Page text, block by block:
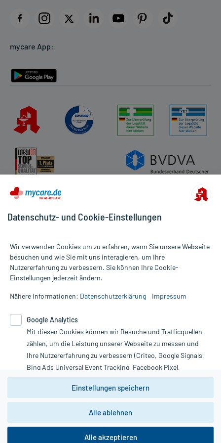
Datenschutz
Rückgabe/Widerruf
mycare App:
Alle Preise gelten inkl. MwSt., ggf. zzgl. Versandkosten
Informationen auf dieser Website werden ausschließlich für
die Untersuchung und Behandlung durch einen Arzt. Bitte
Therapien eingeleitet werden können. | Diese Webseite benutzt
Google Analytics. Lesen Sie bitte dazu die wichtigen Hinweise in
unserer Datenschutzerklärung. Für den Widerruf einer Bestellung
nutzen Sie das Formular:
Vertrag widerrufen
*Hinweise zu unseren Aktionen und Bewertungen
Datenschutz- und Cookie-Einstellungen
Wir verwenden Cookies um zu erfahren, wann Sie unsere Webseite
besuchen und wie Sie mit uns interagieren, um Ihre
Nutzererfahrung zu verbessern. Sie können Ihre Cookie-
Einstellungen jederzeit ändern.
Nähere Informationen: Datenschutzerklärung Impressum
Google Analytics
Mit diesen Cookies können wir Besuche und Trafficquellen
zählen, um die Leistung unserer Webseite zu messen und
Ihre Nutzererfahrung zu verbessern (Criteo, Google Signals,
Bing Ads Universal Event Tracking, Facebook Pixel,
Youtube-Social Plugin).
Wir weisen darauf hin, dass die
zwingend den Europäischen Anforderungen gem. EU-
DSGVO genügen und ein Datentransfer in Drittstaaten bzw.
Daten dort verarbeitet werden, kann nicht geprüft und
Einstellungen speichern
Alle ablehnen
Alle akzeptieren